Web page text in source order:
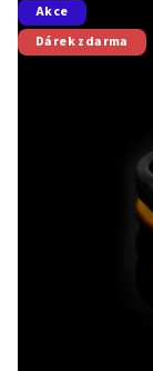
Akce
Dárek zdarma